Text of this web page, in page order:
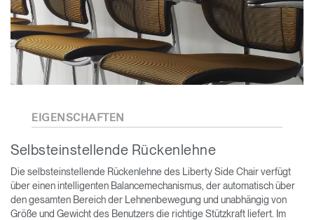
EIGENSCHAFTEN
Selbsteinstellende Rückenlehne
Die selbsteinstellende Rückenlehne des Liberty Side Chair verfügt
über einen intelligenten Balancemechanismus, der automatisch über
den gesamten Bereich der Lehnenbewegung und unabhängig von
Größe und Gewicht des Benutzers die richtige Stützkraft liefert. Im